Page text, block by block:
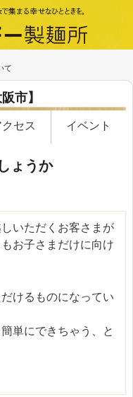
て
市】
セス イベント
ょうか
いただくお客さまが
お子さまだけに向け
けるものになってい
単にできちゃう、と